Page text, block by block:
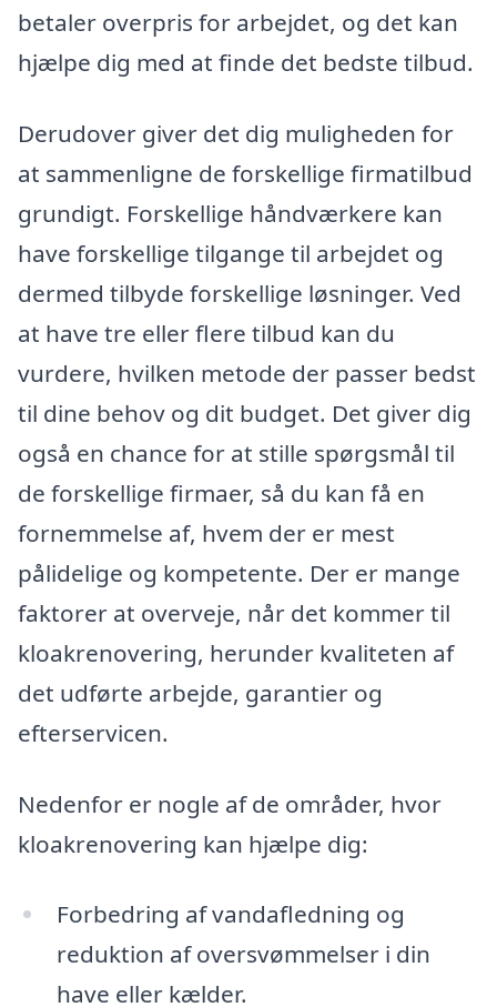
betaler overpris for arbejdet, og det kan
hjælpe dig med at finde det bedste tilbud.
Derudover giver det dig muligheden for
at sammenligne de forskellige firmatilbud
grundigt. Forskellige håndværkere kan
have forskellige tilgange til arbejdet og
dermed tilbyde forskellige løsninger. Ved
at have tre eller flere tilbud kan du
vurdere, hvilken metode der passer bedst
til dine behov og dit budget. Det giver dig
også en chance for at stille spørgsmål til
de forskellige firmaer, så du kan få en
fornemmelse af, hvem der er mest
pålidelige og kompetente. Der er mange
faktorer at overveje, når det kommer til
kloakrenovering, herunder kvaliteten af
det udførte arbejde, garantier og
efterservicen.
Nedenfor er nogle af de områder, hvor
kloakrenovering kan hjælpe dig:
Forbedring af vandafledning og
reduktion af oversvømmelser i din
have eller kælder.